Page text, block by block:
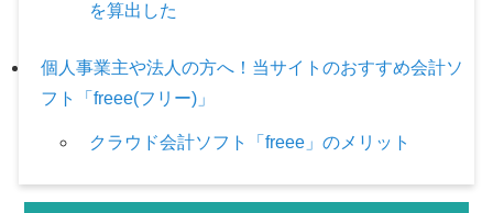
を算出した
個人事業主や法人の方へ！当サイトのおすすめ会計ソ
フト「freee(フリー)」
クラウド会計ソフト「freee」のメリット